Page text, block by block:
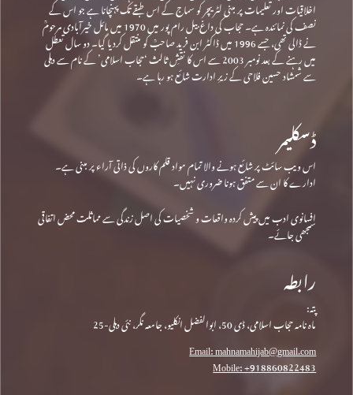
اخلاقیات اور تعلیمات پر مبنی لٹریچر کو سماج کے اس طبقے تک پہنچانا ہے جو اس کے
نصف کی نمائندہ ہے۔ حجاب کی داغ بیل رام پور میں 1970 میں مائل خیرآبادی مرحومؒ
نے ڈالی تھی، جسے 1996 میں ڈاکٹر ابن فرید صاحبؒ کو منتقل کردیا گیا۔ دو سال تعطل
میں رہنے کے بعد نومبر 2003 سے اس کا نقشِ ثالث ‘حجاب اسلامی’ کے نام سے دہلی
سے شمشاد حسین فلاحی کے زیرِ ادارت شائع ہو رہا ہے۔
ڈسکلیمر
اس ویب سائٹ پر شائع ہونے والا تمام مواد قلم کاروں کی ذاتی آراء پر مبنی ہے۔
ادارے کا ان سے متفق ہونا ضروری نہیں۔
افسانوی ادب میں پیش کردہ واقعات و شخصیات کی اصل زندگی سے مماثلت محض اتفاقی
سمجھی جائے۔
رابطہ
پتہ:
ماہ نامہ حجاب اسلامی، ڈی 50، ابوالفضل انکلیو، جامعہ نگر، نئی دہلی-25
Email: mahnamahijab@gmail.com
Mobile: +918860822483